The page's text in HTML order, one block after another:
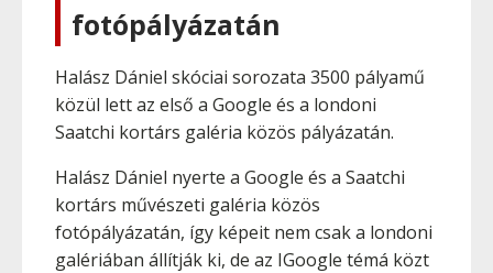
fotópályázatán
Halász Dániel skóciai sorozata 3500 pályamű
közül lett az első a Google és a londoni
Saatchi kortárs galéria közös pályázatán.
Halász Dániel nyerte a Google és a Saatchi
kortárs művészeti galéria közös
fotópályázatán, így képeit nem csak a londoni
galériában állítják ki, de az IGoogle témá közt